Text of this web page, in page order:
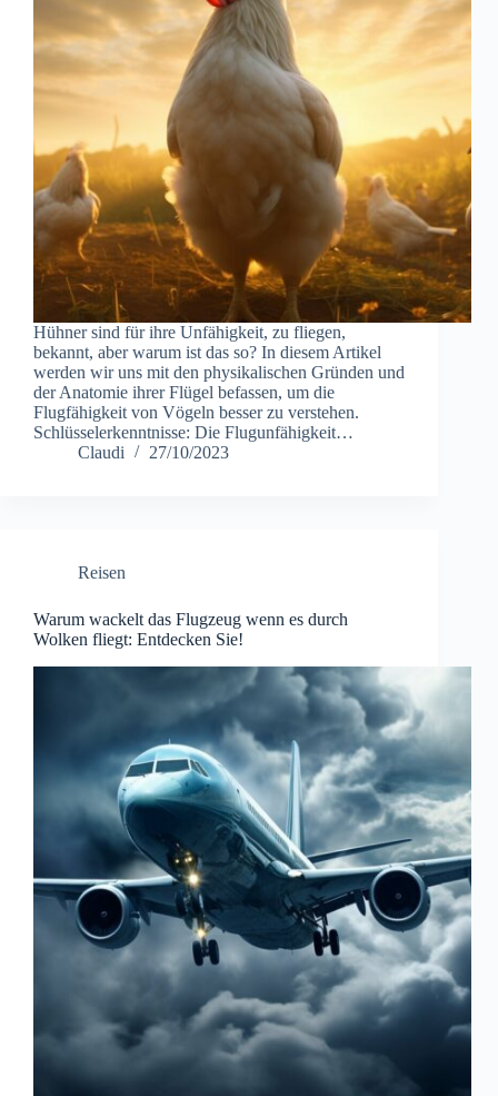
Hühner sind für ihre Unfähigkeit, zu fliegen,
bekannt, aber warum ist das so? In diesem Artikel
werden wir uns mit den physikalischen Gründen und
der Anatomie ihrer Flügel befassen, um die
Flugfähigkeit von Vögeln besser zu verstehen.
Schlüsselerkenntnisse: Die Flugunfähigkeit…
Claudi
27/10/2023
Reisen
Warum wackelt das Flugzeug wenn es durch
Wolken fliegt: Entdecken Sie!